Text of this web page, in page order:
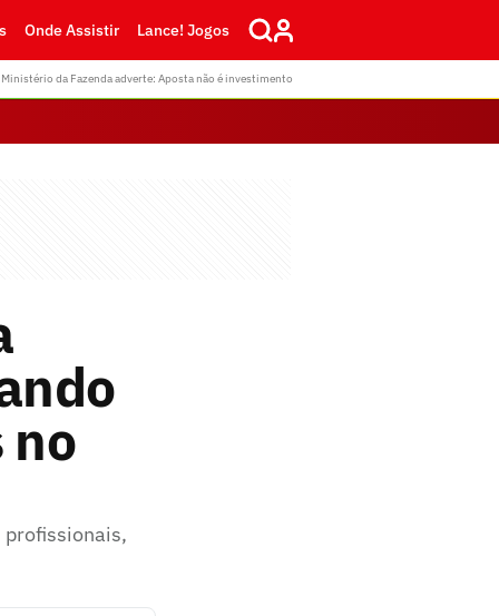
Onde Assistir Lance! Jogos
da Fazenda adverte: Aposta não é investimento
no
profissionais,